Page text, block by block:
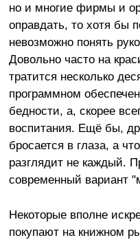
но и многие фирмы и
оправдать, то хотя бы
невозможно понять
Довольно часто на
тратится несколько
программном
бедности, а, скорее
воспитания. Ещё бы,
бросается в глаза, а
разглядит не каждый.
современный вариант
Некоторые вполне
покупают на книжном